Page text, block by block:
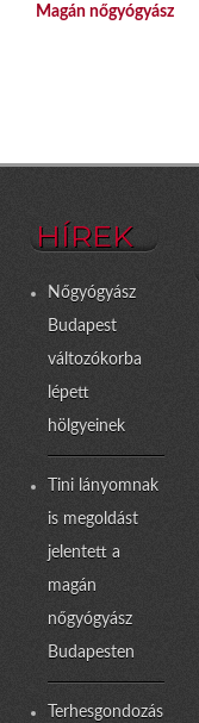
Magán nőgyógyász
HÍREK
Nőgyógyász
Budapest
változókorba
lépett
hölgyeinek
Tini lányomnak
is megoldást
jelentett a
magán
nőgyógyász
Budapesten
Terhesgondozás